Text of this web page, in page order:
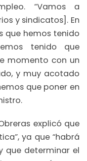
“Vamos a
y sindicatos]. En
que hemos tenido
tenido que
momento con un
y muy acotado
que poner en
explicó que
ya que “habrá
que determinar el